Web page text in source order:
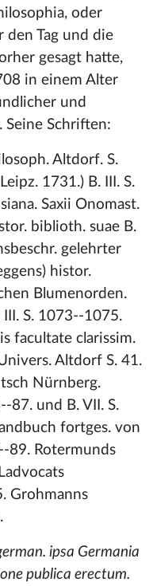
oder
Tag und die
gesagt hatte,
in einem Alter
und
Schriften:
Altdorf. S.
1731.) B. III. S.
Saxii Onomast.
biblioth. suae B.
gelehrter
histor.
Blumenorden.
S. 1073--1075.
facultate clarissim.
Altdorf S. 41.
Nürnberg.
87. und B. VII. S.
fortges. von
89. Rotermunds
Grohmanns
ipsa Germania
publica erectum.